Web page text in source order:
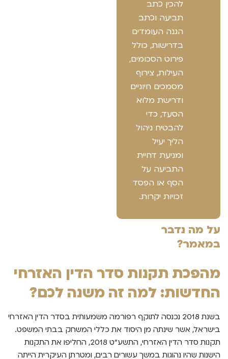
להכין כתב
תביעה וכתב
הגנה העומדים
בדרישות, כולל
פירוט הסכומים,
העילות, צירוף
מסמכים חיוניים
ודרישת מלוא
הסעד, כדי
להבטיח ניהול
הליך יעיל
ומניעת דחיית
התביעה על
הסף או הפסד
זכויות יקרות.
על מה נדבר
במאמר?
מהפכת תקנות סדר הדין האזרחי
החדשות: למה זה משנה לכם?
בשנת 2018 נכנסה לתוקף רפורמה משמעותית בסדר הדין האזרחי
בישראל, אשר שינתה מן היסוד את כללי המשחק בבתי המשפט.
תקנות סדר הדין האזרחי, התשע"ט 2018, החליפו את התקנות
הישנות שהיו נהוגות במשך עשורים רבים, ומטרתן העיקרית הייתה